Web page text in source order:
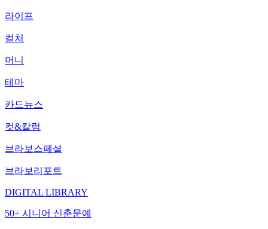
라이프
컬처
머니
테마
카드뉴스
컷&칼럼
브라보스페셜
브라보리포트
DIGITAL LIBRARY
50+ 시니어 신춘문예